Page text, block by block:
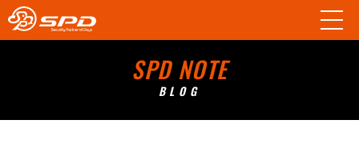
SPD NOTE
BLOG